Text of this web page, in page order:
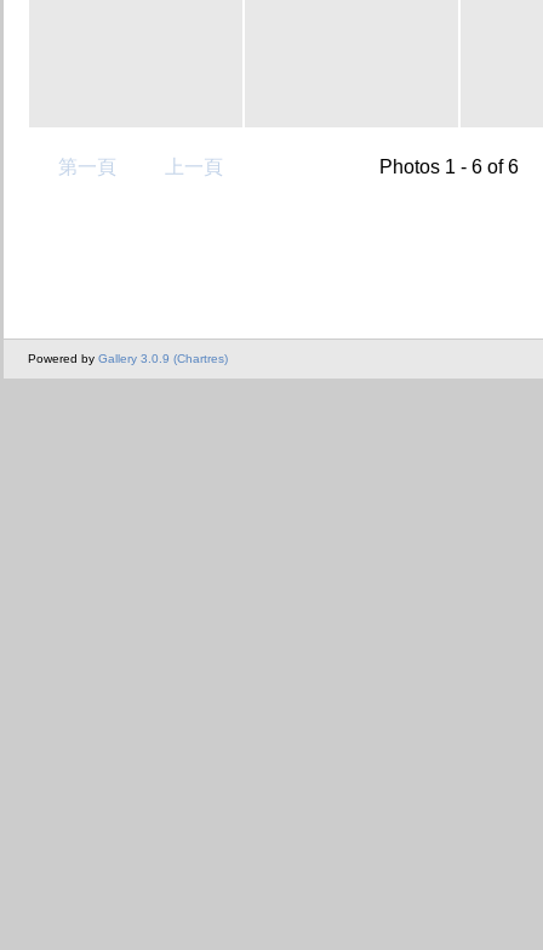
第一頁 上一頁 Photos 1 - 6 of 6
Powered by Gallery 3.0.9 (Chartres)